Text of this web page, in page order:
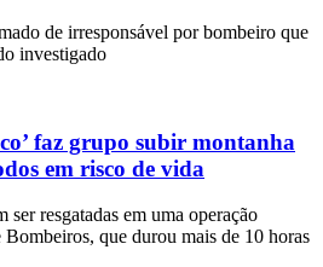
de irresponsável por bombeiro que
investigado
faz grupo subir montanha
em risco de vida
ser resgatadas em uma operação
que durou mais de 10 horas